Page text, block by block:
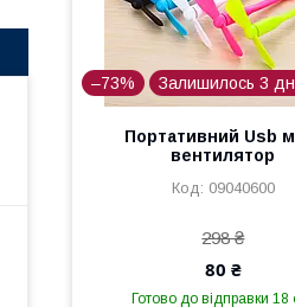
–73% Залишилось 3
Портативний Usb
вентилятор
09040600
298 ₴
80 ₴
Готово до відправки 18